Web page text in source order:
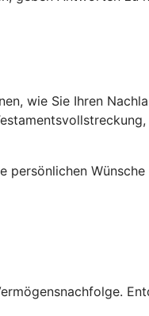
wie Sie Ihren
persönlichen